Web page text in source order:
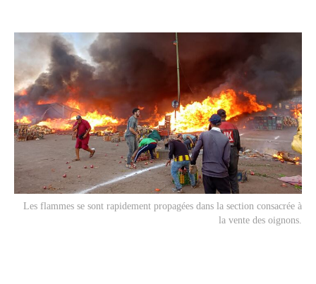
Les flammes se sont rapidement propagées dans la section consacrée à
la vente des oignons.